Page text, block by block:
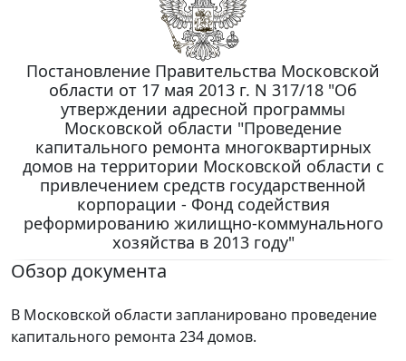
Постановление Правительства Московской
области от 17 мая 2013 г. N 317/18 "Об
утверждении адресной программы
Московской области "Проведение
капитального ремонта многоквартирных
домов на территории Московской области с
привлечением средств государственной
корпорации - Фонд содействия
реформированию жилищно-коммунального
хозяйства в 2013 году"
Обзор документа
В Московской области запланировано проведение
капитального ремонта 234 домов.